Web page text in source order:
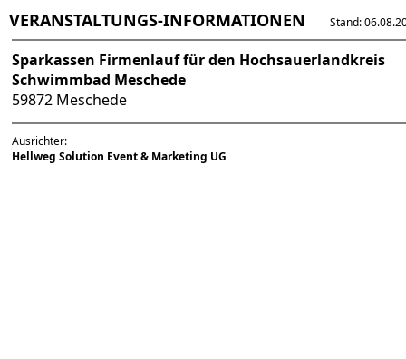
VERANSTALTUNGS-INFORMATIONEN Stand:
Sparkassen Firmenlauf für den Hochsauerlandkreis
Schwimmbad Meschede
59872 Meschede
Ausrichter:
Hellweg Solution Event & Marketing UG